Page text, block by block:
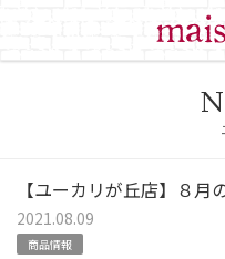
【ユーカリが丘店】８
2021.08.09
商品情報